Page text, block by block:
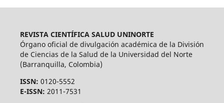
REVISTA CIENTÍFICA SALUD UNINORTE
Órgano oficial de divulgación académica de la División
de Ciencias de la Salud de la Universidad del Norte
(Barranquilla, Colombia)
ISSN: 0120-5552
E-ISSN: 2011-7531